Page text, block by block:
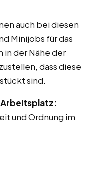
auch bei diesen
Minijobs für das
in der Nähe der
dass diese
sind.
Arbeitsplatz:
und Ordnung im